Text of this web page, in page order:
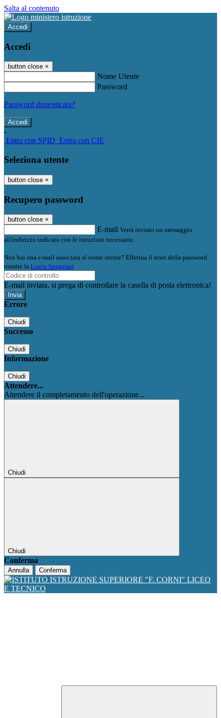
Salta al contenuto
Accedi
Accedi
button close ×
Nome Utente
Password
Password dimenticata?
-
Entra con SPID Entra con CIE
Seleziona utente
button close ×
Recupero password
button close ×
E-mail Verrà inviato un messaggio
all'indirizzo indicato con le istruzioni necessarie.
Non hai una e-mail associata al nome utente? Effettua il reset della password
tramite la Login Spaggiari
E-mail inviata, si prega di controllare la casella di posta elettronica!
Errore
Chiudi
Successo
Chiudi
Informazione
Chiudi
Attendere...
Attendere il completamento dell'operazione...
Chiudi
Chiudi
Conferma
Annulla Conferma